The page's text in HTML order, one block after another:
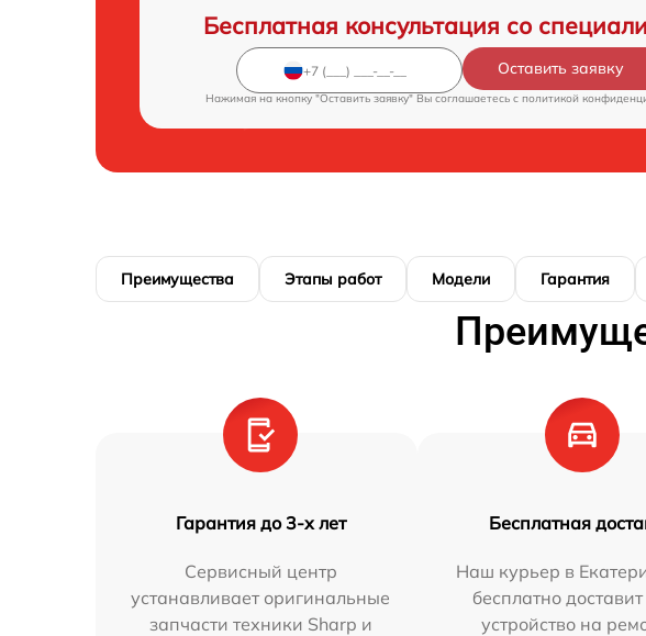
Бесплатная консультация со
Оставить заявку
Нажимая на кнопку "Оставить заявку" Вы соглашаетесь c политикой
Преимущества Этапы работ Модели Гарантия
Гарантия до 3-х лет
Сервисный центр
устанавливает оригинальные
запчасти техники Sharp и
Бесплатная
Наш курьер в
бесплатно
устройство на